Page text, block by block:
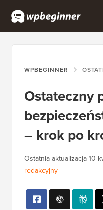
WPBEGINNER OSTATECZNY
Ostateczny
– krok po
Ostatnia aktualizacja10
redakcyjny